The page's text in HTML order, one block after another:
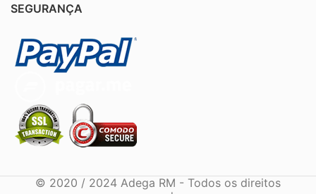
SEGURANÇA
© 2020 / 2024 Adega RM - Todos os direitos